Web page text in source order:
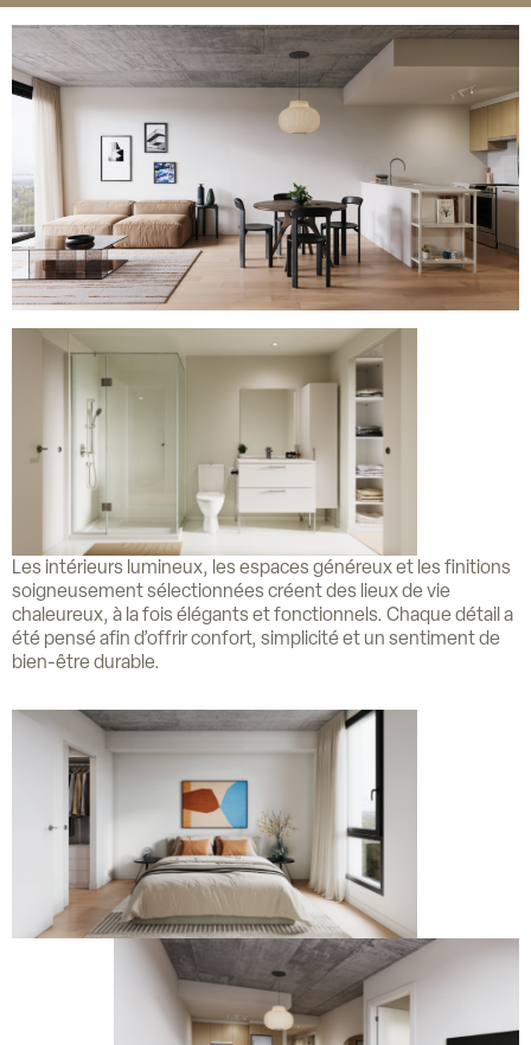
Les intérieurs lumineux, les espaces généreux et les finitions
soigneusement sélectionnées créent des lieux de vie
chaleureux, à la fois élégants et fonctionnels. Chaque détail a
été pensé afin d’offrir confort, simplicité et un sentiment de
bien-être durable.